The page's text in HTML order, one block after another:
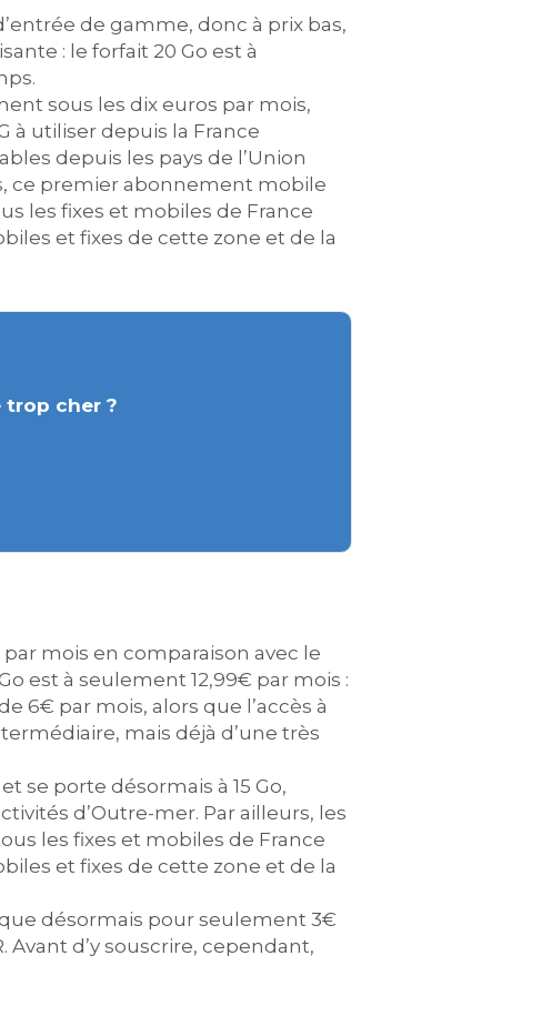
de gamme, donc à prix bas,
: le forfait 20 Go est à
sous les dix euros par mois,
à utiliser depuis la France
depuis les pays de l’Union
ce premier abonnement mobile
les fixes et mobiles de France
et fixes de cette zone et de la
trop cher ?
mois en comparaison avec le
est à seulement 12,99€ par mois :
6€ par mois, alors que l’accès à
mais déjà d’une très
se porte désormais à 15 Go,
d’Outre-mer. Par ailleurs, les
les fixes et mobiles de France
et fixes de cette zone et de la
désormais pour seulement 3€
d’y souscrire, cependant,